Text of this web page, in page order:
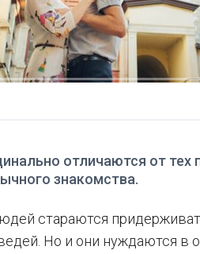
отличаются от тех
знакомства.
стараются
Но и они нуждаются